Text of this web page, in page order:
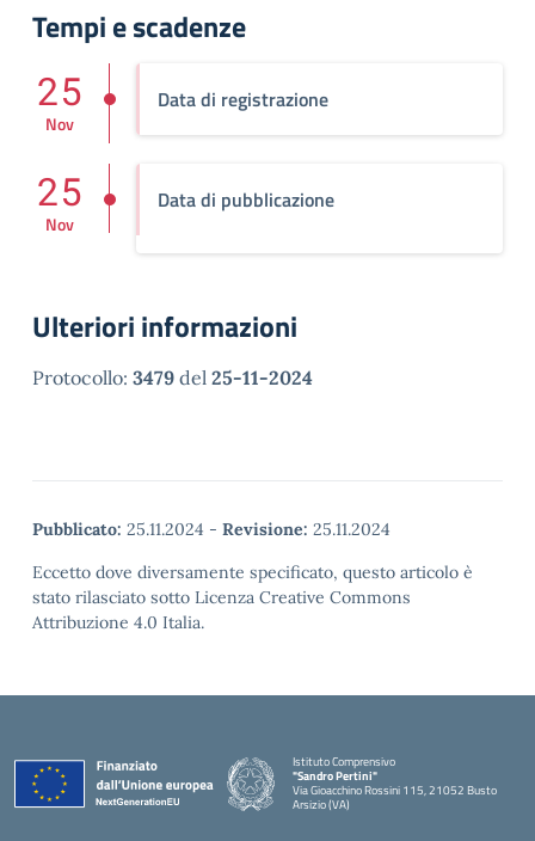
Tempi e scadenze
Data di registrazione
25
Nov
Data di pubblicazione
25
Nov
Ulteriori informazioni
Protocollo: 3479 del 25-11-2024
Pubblicato: 25.11.2024 - Revisione: 25.11.2024
Eccetto dove diversamente specificato, questo articolo è
stato rilasciato sotto Licenza Creative Commons
Attribuzione 4.0 Italia.
Istituto Comprensivo
"Sandro Pertini"
Via Gioacchino Rossini 115, 21052 Busto
Arsizio (VA)